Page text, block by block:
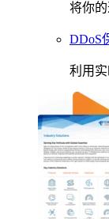
将你
DDoS
利用